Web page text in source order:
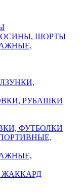
ШОРТЫ
РУБАШКИ
ФУТБОЛКИ